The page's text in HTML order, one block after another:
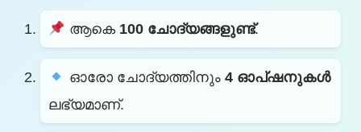
ആകെ 100 ചോദ്യങ്ങളുണ്ട്.
ഓരോ ചോദ്യത്തിനും 4 ഓപ്ഷനുകൾ
ലഭ്യമാണ്.